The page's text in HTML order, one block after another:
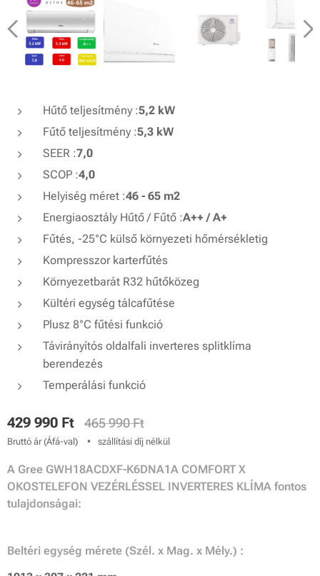
Hűtő teljesítmény :5,2 kW
Fűtő teljesítmény :5,3 kW
SEER :7,0
SCOP :4,0
Helyiség méret :46 - 65 m2
Energiaosztály Hűtő / Fűtő :A++ / A+
Fűtés, -25°C külső környezeti hőmérsékletig
Kompresszor karterfűtés
Környezetbarát R32 hűtőközeg
Kültéri egység tálcafűtése
Plusz 8°C fűtési funkció
Távirányítós oldalfali inverteres splitklíma
berendezés
Temperálási funkció
429 990 Ft 465 990Ft
Bruttó ár (Áfá-val) szállítási díj nélkül
A Gree GWH18ACDXF-K6DNA1A COMFORT X
OKOSTELEFON VEZÉRLÉSSEL INVERTERES KLÍMA fontos
tulajdonságai:
Beltéri egység mérete (Szél. x Mag. x Mély.) :